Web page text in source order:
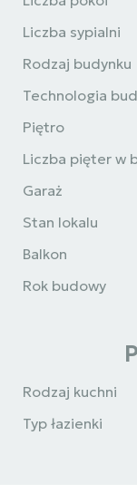
Liczba sypialni
Rodzaj budynku
Technologia
Piętro
Liczba pięter w
Garaż
Stan lokalu
Balkon
Rok budowy
Rodzaj kuchni
Typ łazienki